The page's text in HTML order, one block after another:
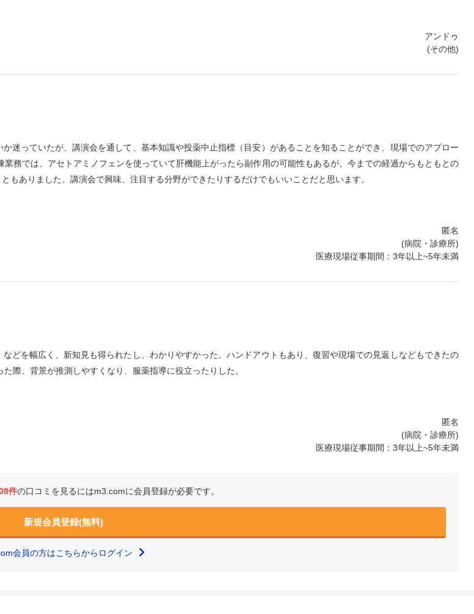
アンドゥ
(その他)
迷っていたが、講演会を通して、基本知識や投薬中止指標（目安）があることを知ることができ、現場でのアプロー
務では、アセトアミノフェンを使っていて肝機能上がったら副作用の可能性もあるが、今までの経過からもともとの
ありました。講演会で興味、注目する分野ができたりするだけでもいいことだと思います。
匿名
(病院・診療所)
医療現場従事期間：3年以上~5年未満
どを幅広く、新知見も得られたし、わかりやすかった。ハンドアウトもあり、復習や現場での見返しなどもできたの
際、背景が推測しやすくなり、服薬指導に役立ったりした。
匿名
(病院・診療所)
医療現場従事期間：3年以上~5年未満
件の口コミを見るにはm3.comに会員登録が必要です。
新規会員登録(無料)
会員の方はこちらからログイン